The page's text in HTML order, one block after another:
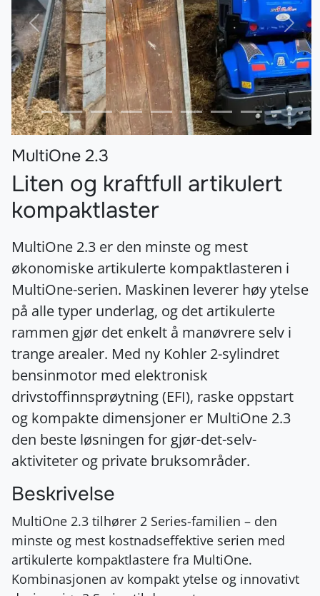
Forrige
MultiOne 2.3
Liten og kraftfull artikulert
kompaktlaster
MultiOne 2.3 er den minste og mest
økonomiske artikulerte kompaktlasteren i
MultiOne-serien. Maskinen leverer høy ytelse
på alle typer underlag, og det artikulerte
rammen gjør det enkelt å manøvrere selv i
trange arealer. Med ny Kohler 2-sylindret
bensinmotor med elektronisk
drivstoffinnsprøytning (EFI), raske oppstart
og kompakte dimensjoner er MultiOne 2.3
den beste løsningen for gjør-det-selv-
aktiviteter og private bruksområder.
Beskrivelse
MultiOne 2.3 tilhører 2 Series-familien – den
minste og mest kostnadseffektive serien med
artikulerte kompaktlastere fra MultiOne.
Kombinasjonen av kompakt ytelse og innovativt